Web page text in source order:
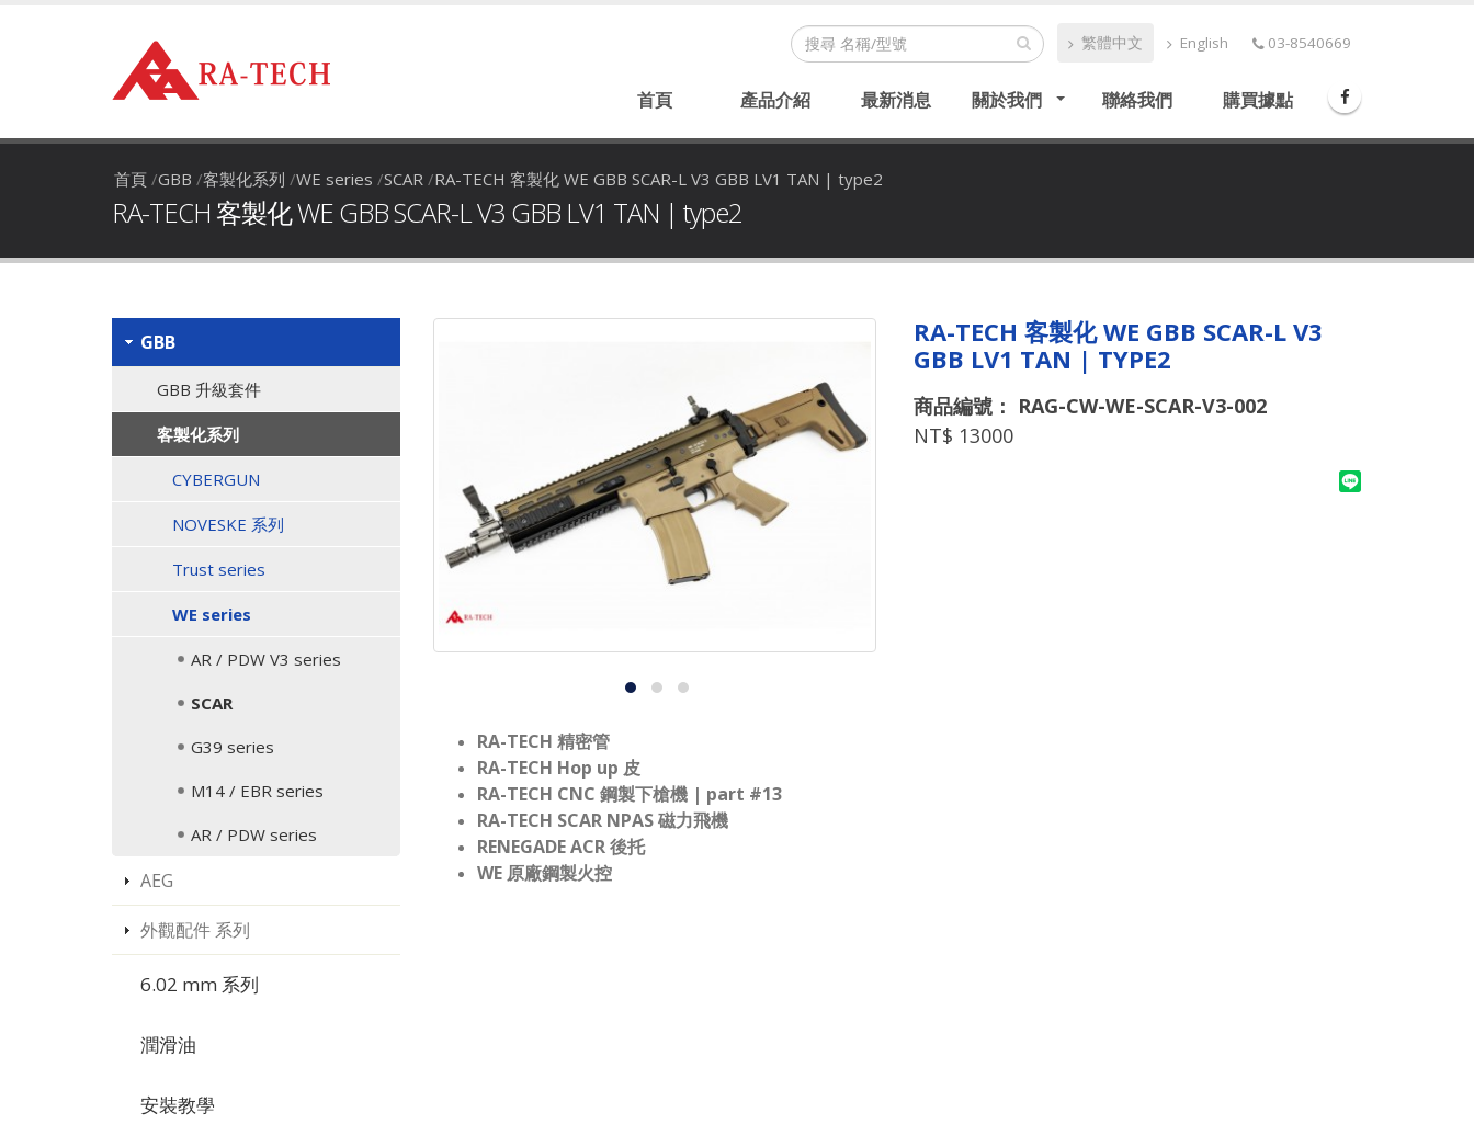
繁體中文 English 03-8540669
首頁 產品介紹 最新消息 關於我們 聯絡我們 購買據點
首頁 /GBB /客製化系列 /WE series /SCAR /RA-TECH 客製化 WE GBB SCAR-L V3 GBB LV1 TAN | type2
RA-TECH 客製化 WE GBB SCAR-L V3 GBB LV1 TAN | type2
GBB
GBB 升級套件
客製化系列
CYBERGUN
NOVESKE 系列
Trust series
WE series
AR / PDW V3 series
SCAR
G39 series
M14 / EBR series
AR / PDW series
AEG
外觀配件 系列
6.02 mm 系列
潤滑油
安裝教學
RA-TECH 客製化 WE GBB SCAR-L V3
GBB LV1 TAN | TYPE2
商品編號： RAG-CW-WE-SCAR-V3-002
NT$ 13000
RA-TECH 精密管
RA-TECH Hop up 皮
RA-TECH CNC 鋼製下槍機 | part #13
RA-TECH SCAR NPAS 磁力飛機
RENEGADE ACR 後托
WE 原廠鋼製火控​